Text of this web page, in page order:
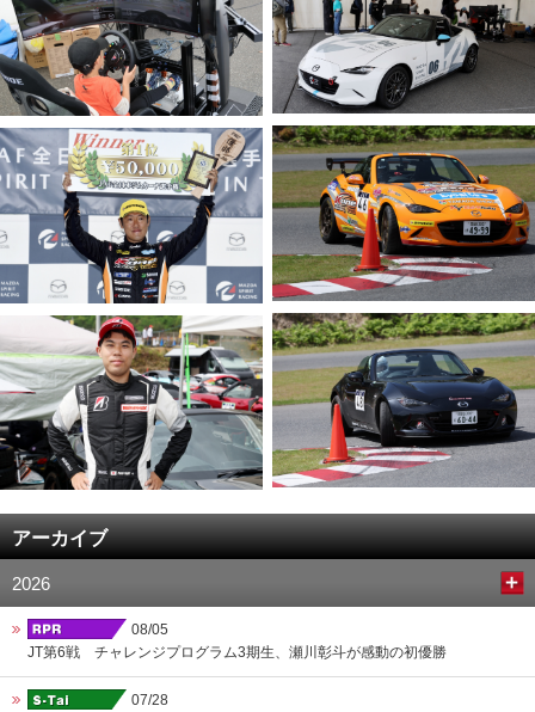
アーカイブ
2026
08/05
JT第6戦 チャレンジプログラム3期生、瀬川彰斗が感動の初優勝
07/28